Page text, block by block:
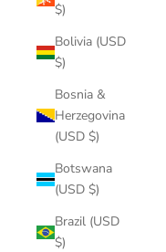
$)
Bolivia (USD
$)
Bosnia &
Herzegovina
(USD $)
Botswana
(USD $)
Brazil (USD
$)